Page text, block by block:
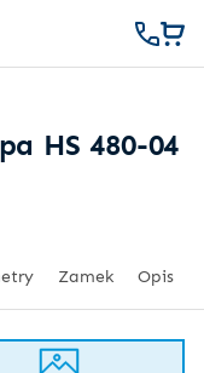
HS 480-04
Zamek Opis